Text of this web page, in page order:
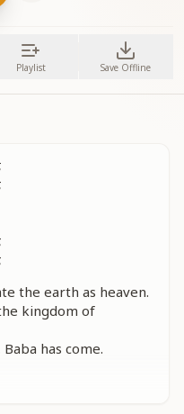
Playlist Save Offline
the earth as heaven.
kingdom of
has come.
the earth into